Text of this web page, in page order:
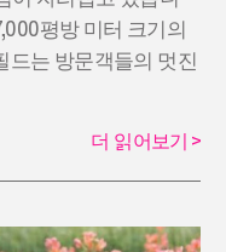
평방 미터 크기의
드는 방문객들의 멋진
더 읽어보기 >